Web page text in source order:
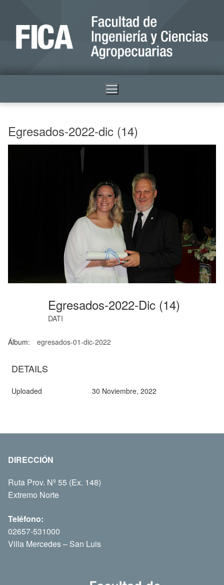
Egresados-2022-dic (14)
Egresados-2022-Dic (14)
DATI
Álbum: egresados-01-dic-2022
DETAILS
Uploaded 30 Noviembre, 2022
DIRECCIÓN
Ruta Prov. Nº 55 (Ex. 148)
Extremo Norte
Teléfono:
02657-531000
Villa Mercedes – San Luis